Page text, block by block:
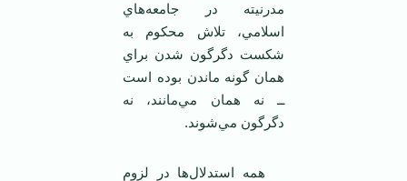
مدرنيته در جامعه‌هاي
اسلامي، تلاش محکوم به
شکست دگرگون شدن براي
همان گونه ماندن بوده است
ــ نه همان مي‌مانند، نه
دگرگون مي‌شوند.
همه استدلال‌ها در لزوم